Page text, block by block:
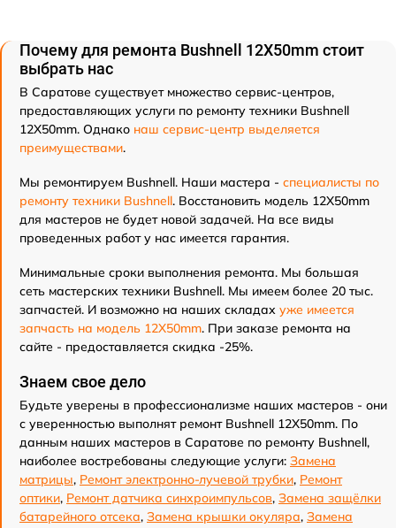
Почему для ремонта Bushnell 12X50mm стоит
выбрать нас
В Саратове существует множество сервис-центров,
предоставляющих услуги по ремонту техники Bushnell
12X50mm. Однако наш сервис-центр выделяется
преимуществами.
Мы ремонтируем Bushnell. Наши мастера - специалисты по
ремонту техники Bushnell. Восстановить модель 12X50mm
для мастеров не будет новой задачей. На все виды
проведенных работ у нас имеется гарантия.
Минимальные сроки выполнения ремонта. Мы большая
сеть мастерских техники Bushnell. Мы имеем более 20 тыс.
запчастей. И возможно на наших складах уже имеется
запчасть на модель 12X50mm. При заказе ремонта на
сайте - предоставляется скидка -25%.
Знаем свое дело
Будьте уверены в профессионализме наших мастеров - они
с уверенностью выполнят ремонт Bushnell 12X50mm. По
данным наших мастеров в Саратове по ремонту Bushnell,
наиболее востребованы следующие услуги: Замена
матрицы, Ремонт электронно-лучевой трубки, Ремонт
оптики, Ремонт датчика синхроимпульсов, Замена защёлки
батарейного отсека, Замена крышки окуляра, Замена